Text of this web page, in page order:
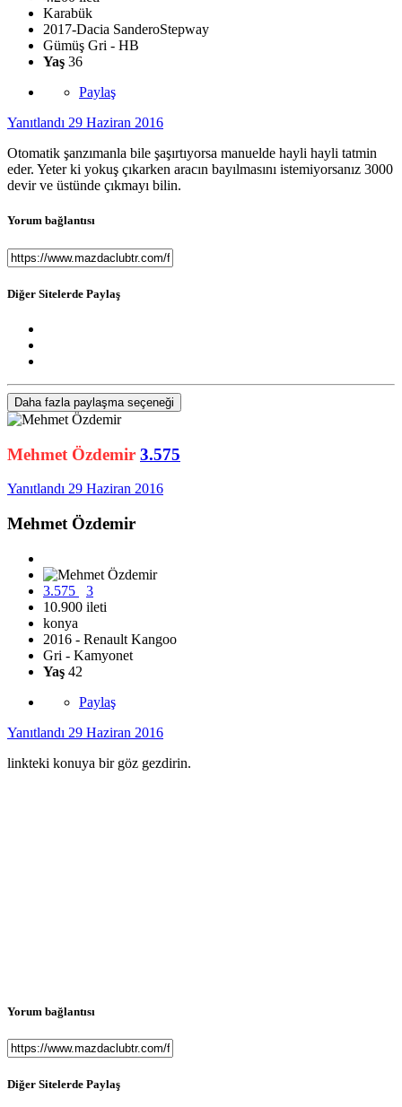
Karabük
2017-Dacia SanderoStepway
Gümüş Gri - HB
Yaş 36
Paylaş
Yanıtlandı 29 Haziran 2016
Otomatik şanzımanla bile şaşırtıyorsa manuelde hayli hayli tatmin
eder. Yeter ki yokuş çıkarken aracın bayılmasını istemiyorsanız 3000
devir ve üstünde çıkmayı bilin.
Yorum bağlantısı
Diğer Sitelerde Paylaş
Daha fazla paylaşma seçeneği
Mehmet Özdemir 3.575
Yanıtlandı 29 Haziran 2016
Mehmet Özdemir
3.575
3
10.900 ileti
konya
2016 - Renault Kangoo
Gri - Kamyonet
Yaş 42
Paylaş
Yanıtlandı 29 Haziran 2016
linkteki konuya bir göz gezdirin.
Yorum bağlantısı
Diğer Sitelerde Paylaş